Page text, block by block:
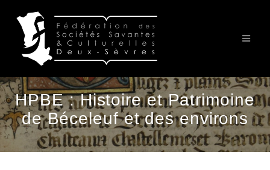
au
contenu
HPBE : Histoire et Patrimoine
de Béceleuf et des environs